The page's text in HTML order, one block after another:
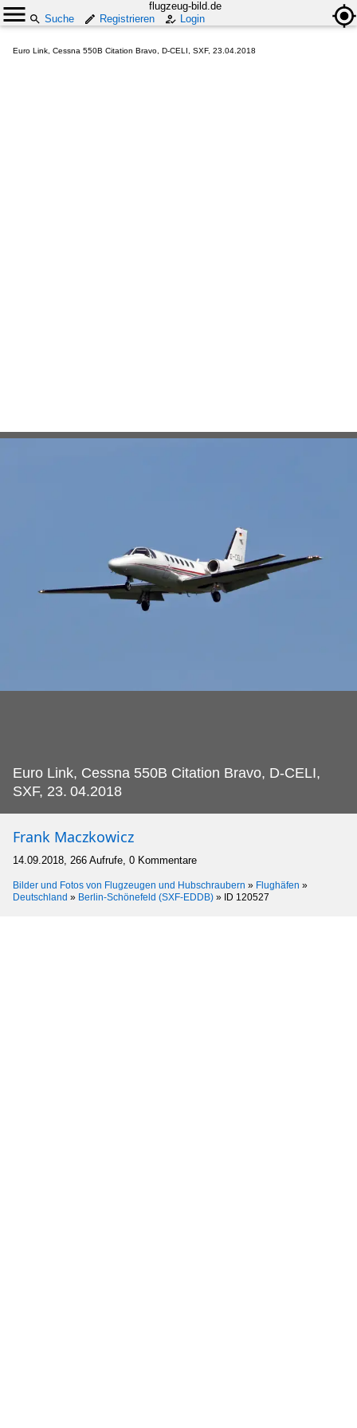
flugzeug-bild.de
Suche
Registrieren Login
Euro Link, Cessna 550B Citation Bravo, D-CELI, SXF, 23.04.2018
Euro Link, Cessna 550B Citation Bravo, D-CELI,
SXF, 23. 04.2018
Frank Maczkowicz
14.09.2018, 266 Aufrufe, 0 Kommentare
Bilder und Fotos von Flugzeugen und Hubschraubern » Flughäfen »
Deutschland » Berlin-Schönefeld (SXF-EDDB) » ID 120527